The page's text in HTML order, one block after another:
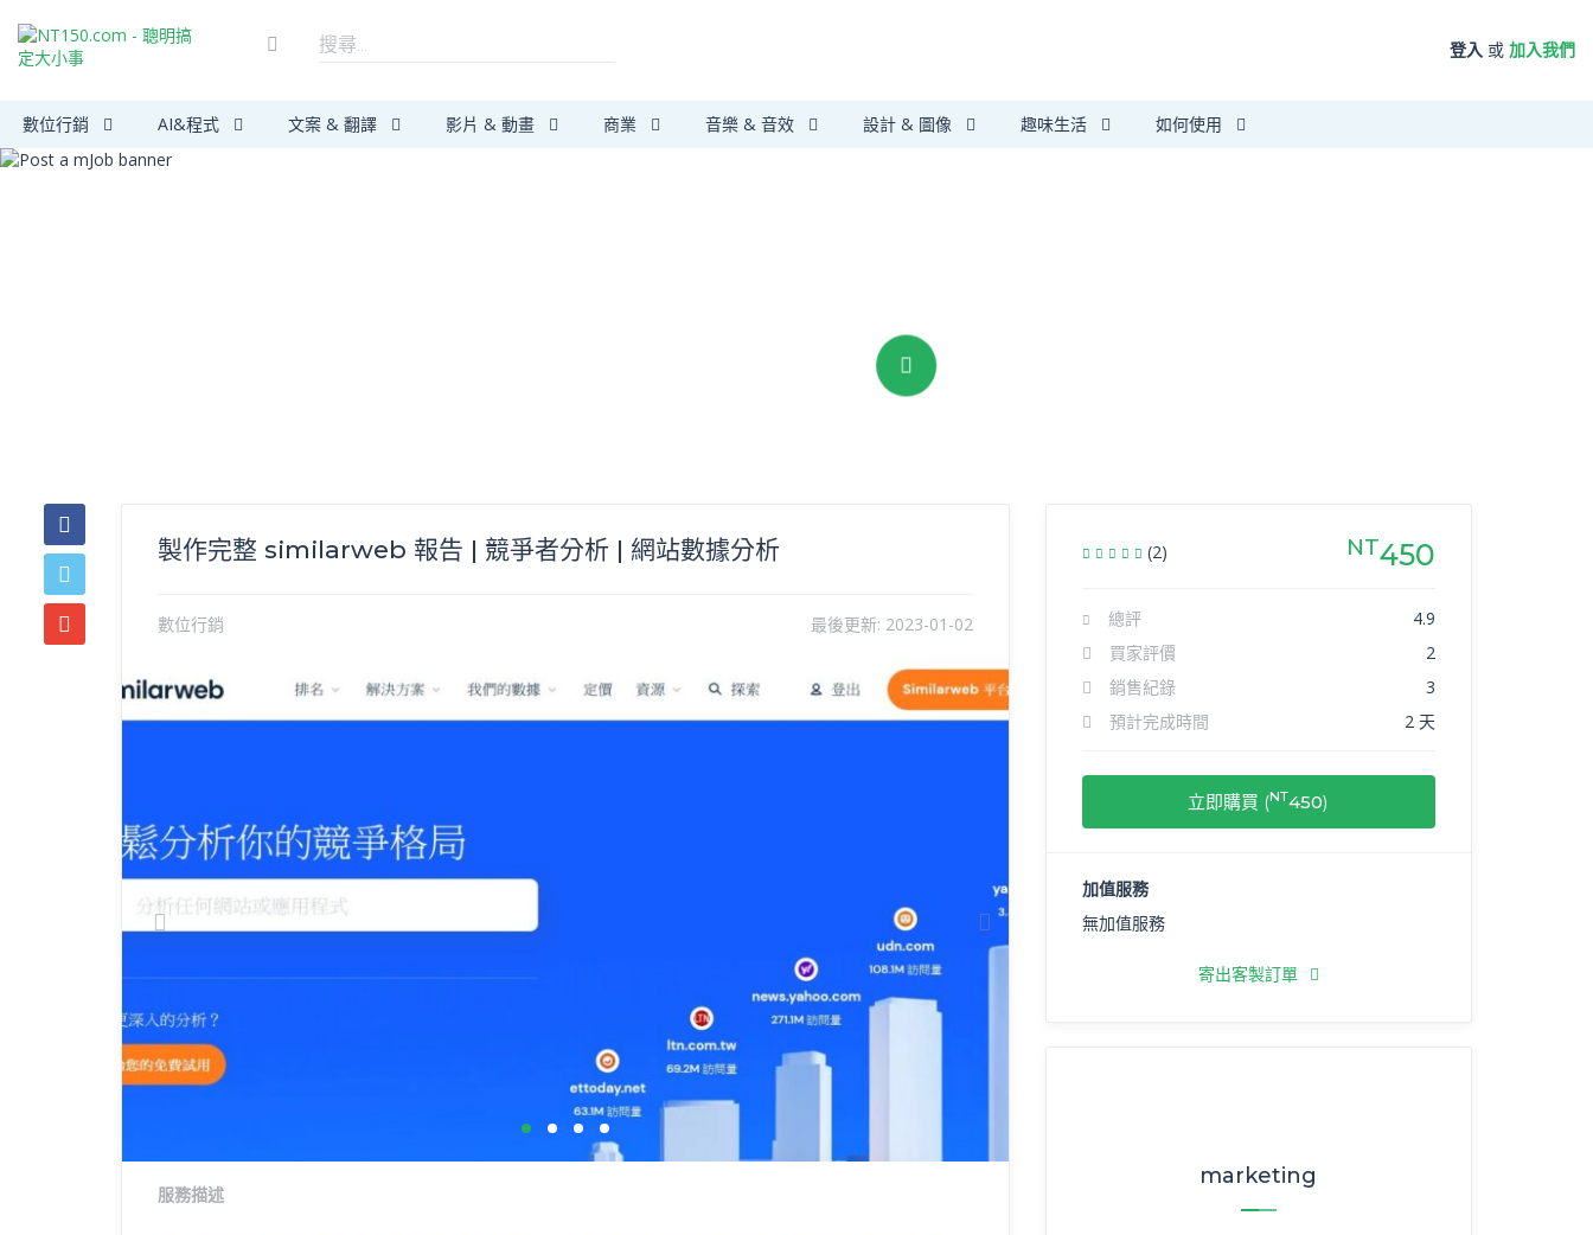
登入 或 加入我們
數位行銷 AI&程式 文案 & 翻譯 影片 & 動畫 商業 音樂 & 音效 設計 & 圖像 趣味生活 如何使用
製作完整 similarweb 報告 | 競爭者分析 | 網站數據分析
數位行銷 最後更新: 2023-01-02
Previous Next
服務描述
(2) NT450
總評
4.9
買家評價
2
銷售紀錄
3
預計完成時間
2 天
立即購買 (NT450)
加值服務
無加值服務
寄出客製訂單
marketing